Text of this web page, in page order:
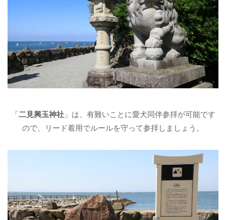
「二見興玉神社」は、有難いことに愛犬同伴参拝が可能です
ので、リード着用でルールを守って参拝しましょう。